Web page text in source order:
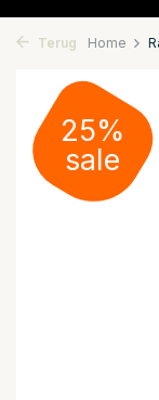
Terug Home
25%
sale